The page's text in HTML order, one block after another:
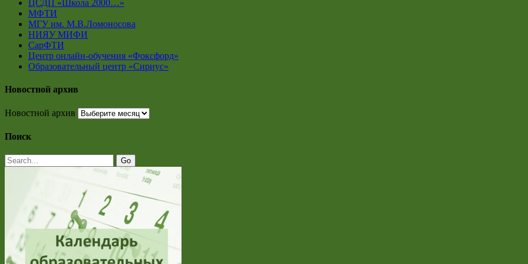
ЦСДП «Школа 2000…»
МФТИ
МГУ им. М.В.Ломоносова
НИЯУ МИФИ
СарФТИ
Центр онлайн-обучения «Фоксфорд»
Образовательный центр «Сириус»
Новостной архив
Новостной архив
Поиск